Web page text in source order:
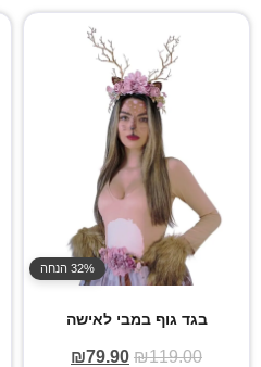
32% הנחה
בגד גוף במבי לאישה
₪119.00
₪79.90